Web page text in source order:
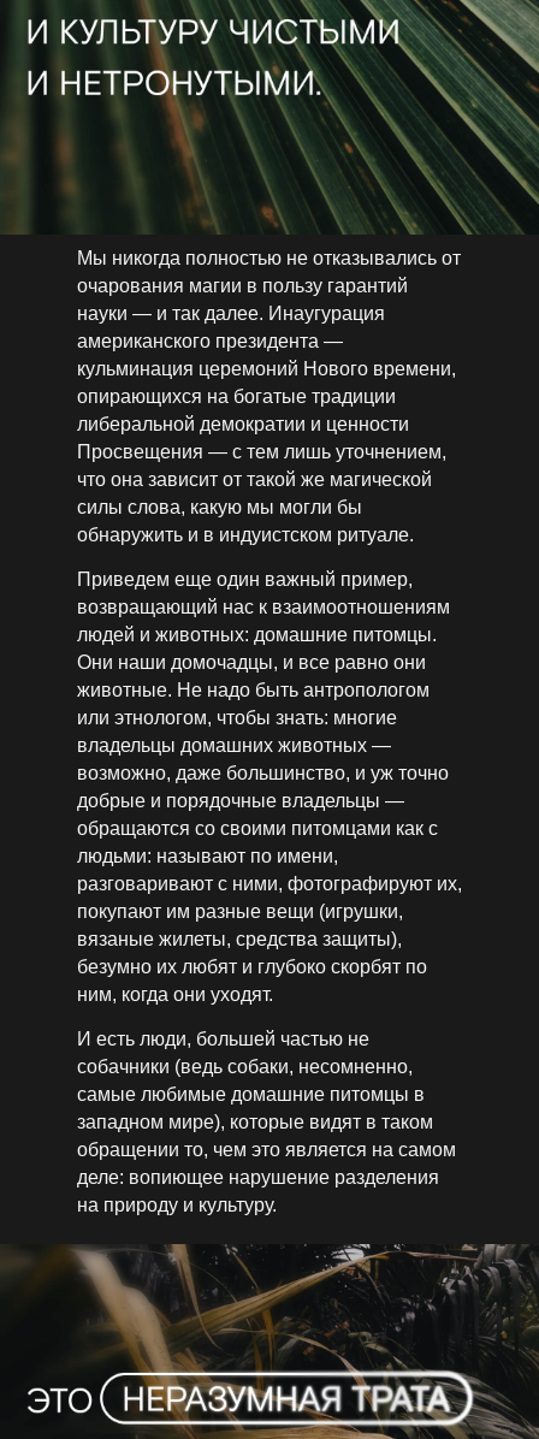
Мы никогда полностью не отказывались от
очарования магии в пользу гарантий
науки — и так далее. Инаугурация
американского президента —
кульминация церемоний Нового времени,
опирающихся на богатые традиции
либеральной демократии и ценности
Просвещения — с тем лишь уточнением,
что она зависит от такой же магической
силы слова, какую мы могли бы
обнаружить и в индуистском ритуале.
Приведем еще один важный пример,
возвращающий нас к взаимоотношениям
людей и животных: домашние питомцы.
Они наши домочадцы, и все равно они
животные. Не надо быть антропологом
или этнологом, чтобы знать: многие
владельцы домашних животных —
возможно, даже большинство, и уж точно
добрые и порядочные владельцы —
обращаются со своими питомцами как с
людьми: называют по имени,
разговаривают с ними, фотографируют их,
покупают им разные вещи (игрушки,
вязаные жилеты, средства защиты),
безумно их любят и глубоко скорбят по
ним, когда они уходят.
И есть люди, большей частью не
собачники (ведь собаки, несомненно,
самые любимые домашние питомцы в
западном мире), которые видят в таком
обращении то, чем это является на самом
деле: вопиющее нарушение разделения
на природу и культуру.